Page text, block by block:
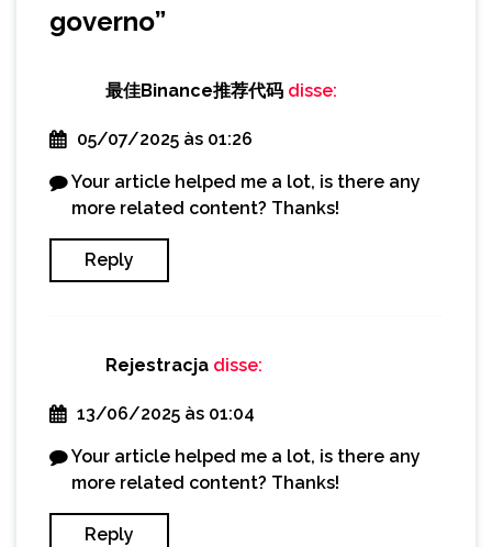
governo”
最佳Binance推荐代码 disse:
05/07/2025 às 01:26
Your article helped me a lot, is there any
more related content? Thanks!
Reply
Rejestracja disse:
13/06/2025 às 01:04
Your article helped me a lot, is there any
more related content? Thanks!
Reply